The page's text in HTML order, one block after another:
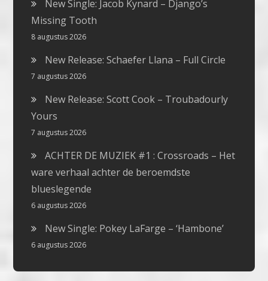
New Single: Jacob Kynard – Django’s
Missing Tooth
8 augustus 2026
New Release: Schaefer Llana – Full Circle
7 augustus 2026
New Release: Scott Cook – Troubadourly
Yours
7 augustus 2026
ACHTER DE MUZIEK #1 : Crossroads – Het
ware verhaal achter de beroemdste
blueslegende
6 augustus 2026
New Single: Pokey LaFarge – ‘Hambone’
6 augustus 2026